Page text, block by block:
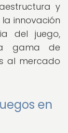
y
innovación
del juego,
gama de
al mercado
en